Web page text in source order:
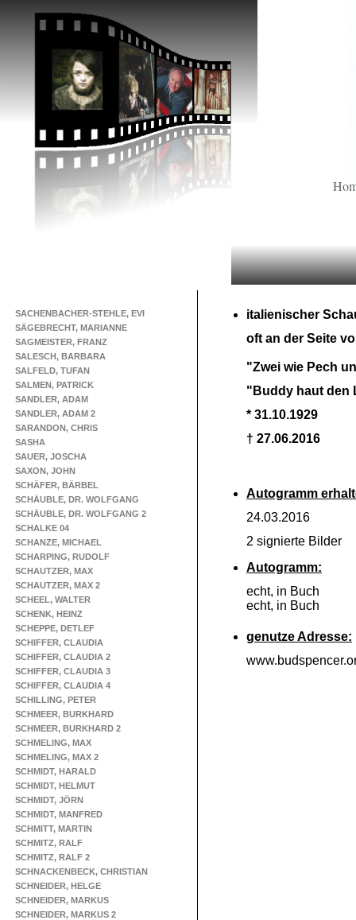
SACHENBACHER-STEHLE, EVI
SÄGEBRECHT, MARIANNE
SAGMEISTER, FRANZ
SALESCH, BARBARA
SALFELD, TUFAN
SALMEN, PATRICK
SANDLER, ADAM
SANDLER, ADAM 2
SARANDON, CHRIS
SASHA
SAUER, JOSCHA
SAXON, JOHN
SCHÄFER, BÄRBEL
SCHÄUBLE, DR. WOLFGANG
SCHÄUBLE, DR. WOLFGANG 2
SCHALKE 04
SCHANZE, MICHAEL
SCHARPING, RUDOLF
SCHAUTZER, MAX
SCHAUTZER, MAX 2
SCHEEL, WALTER
SCHENK, HEINZ
SCHEPPE, DETLEF
SCHIFFER, CLAUDIA
SCHIFFER, CLAUDIA 2
SCHIFFER, CLAUDIA 3
SCHIFFER, CLAUDIA 4
SCHILLING, PETER
SCHMEER, BURKHARD
SCHMEER, BURKHARD 2
SCHMELING, MAX
SCHMELING, MAX 2
SCHMIDT, HARALD
SCHMIDT, HELMUT
SCHMIDT, JÖRN
SCHMIDT, MANFRED
SCHMITT, MARTIN
SCHMITZ, RALF
SCHMITZ, RALF 2
SCHNACKENBECK, CHRISTIAN
SCHNEIDER, HELGE
SCHNEIDER, MARKUS
SCHNEIDER, MARKUS 2
italienischer
oft an der Seite
"Zwei wie Pech
"Buddy haut den
* 31.10.1929
† 27.06.2016
Autogramm
24.03.2016
2 signierte Bilder
Autogramm:
echt, in Buch
echt, in Buch
genutze Adresse: